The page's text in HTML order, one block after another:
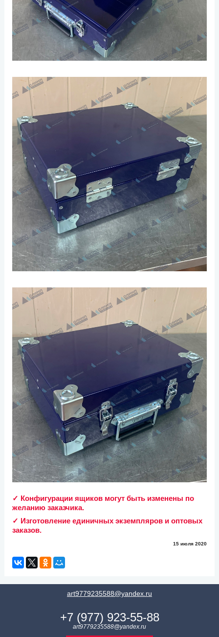
✓ Конфигурации ящиков могут быть изменены по
желанию заказчика.
✓ Изготовление единичных экземпляров и оптовых
заказов.
15 июля 2020
art9779235588@yandex.ru
+7 (977) 923-55-88
art9779235588@yandex.ru